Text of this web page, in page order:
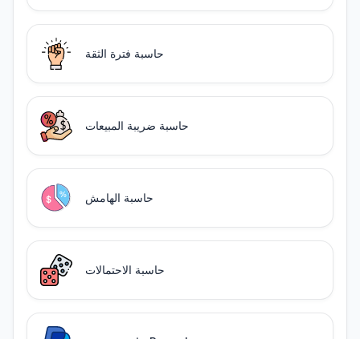
حاسبة فترة الثقة
حاسبة ضريبة المبيعات
حاسبة الهامش
حاسبة الاحتمالات